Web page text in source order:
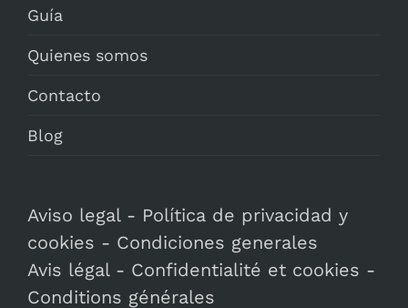
Guía
Quienes somos
Contacto
Blog
Aviso legal- Política de privacidad y
cookies - Condiciones generales
Avis légal- Confidentialité et cookies -
Conditions générales